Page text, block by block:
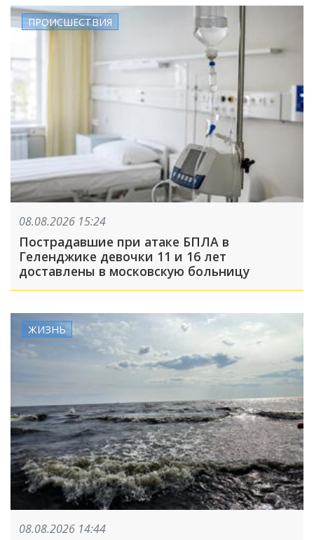
ПРОИСШЕСТВИЯ
08.08.2026 15:24
Пострадавшие при атаке БПЛА в
Геленджике девочки 11 и 16 лет
доставлены в московскую больницу
ЖИЗНЬ
08.08.2026 14:44